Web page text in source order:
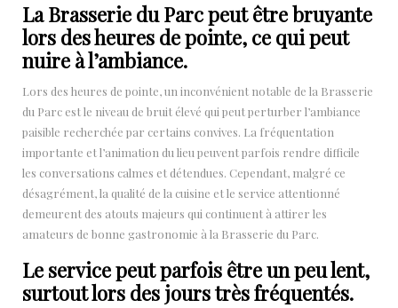
La Brasserie du Parc peut être bruyante
lors des heures de pointe, ce qui peut
nuire à l’ambiance.
Lors des heures de pointe, un inconvénient notable de la Brasserie
du Parc est le niveau de bruit élevé qui peut perturber l’ambiance
paisible recherchée par certains convives. La fréquentation
importante et l’animation du lieu peuvent parfois rendre difficile
les conversations calmes et détendues. Cependant, malgré ce
désagrément, la qualité de la cuisine et le service attentionné
demeurent des atouts majeurs qui continuent à attirer les
amateurs de bonne gastronomie à la Brasserie du Parc.
Le service peut parfois être un peu lent,
surtout lors des jours très fréquentés.